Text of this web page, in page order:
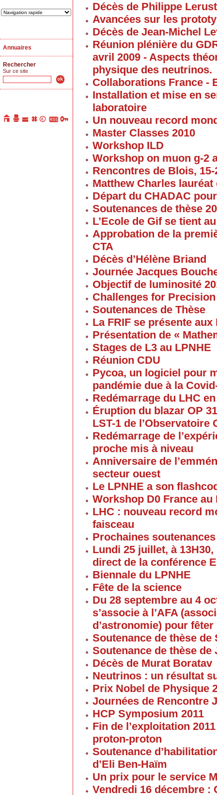
Annuaires
Rechercher
Sur ce site
Décès de Philippe
Avancées sur les
Décès de Jean-Michel
Réunion plénière du
avril 2009 - Aspects
physique des neutrinos.
Collaborations France -
Installation et mise en
laboratoire
Un nouveau record
Master Classes 2010
Workshop ILD
Workshop on muon g-2
Rencontres de Blois,
Matthew Charles
Départ du CHADAC
Soutenances de thèse
L’Ecole de Gif se tient
Approbation de la
CTA
Décès d’Hélène Briand
Journée Jacques
Objectif de luminosité
Challenges for
Soutenances de Thèse
La FRIF se présente aux
Présentation de «
Stages de L3 au LPNHE
Réunion CDU
Pycoa, un logiciel pour
pandémie due à la
Redémarrage du LHC en
Éruption du blazar OP
LST-1 de l’Observatoire
Redémarrage de
proche mis à niveau
Anniversaire de
secteur ouest
Le LPNHE a son
Workshop D0 France au
LHC : nouveau record
faisceau
Prochaines
Lundi 25 juillet, à
direct de la conférence
Biennale du LPNHE
Fête de la science
Du 28 septembre au 4
s’associe à l’AFA
d’astronomie) pour fêter
Soutenance de thèse
Soutenance de thèse
Décès de Murat Boratav
Neutrinos : un résultat
Prix Nobel de Physique
Journées de Rencontre
HCP Symposium 2011
Fin de l’exploitation
proton-proton
Soutenance
d’Eli Ben-Haïm
Un prix pour le service
Vendredi 16 décembre :